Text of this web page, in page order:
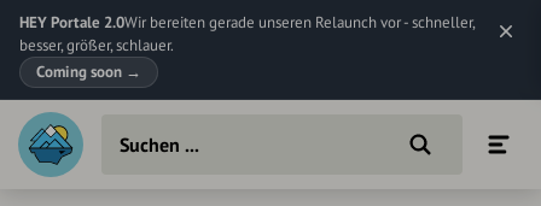
HEY Portale 2.0Wir bereiten gerade unseren Relaunch vor - schneller,
besser, größer, schlauer.
Coming soon →